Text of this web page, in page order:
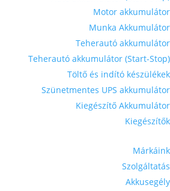
Motor akkumulátor
Munka Akkumulátor
Teherautó akkumulátor
Teherautó akkumulátor (Start-Stop)
Töltő és indító készülékek
Szünetmentes UPS akkumulátor
Kiegészítő Akkumulátor
Kiegészítők
Márkáink
Szolgáltatás
Akkusegély